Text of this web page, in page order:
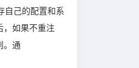
自己的配置和系
，如果不重注
。通